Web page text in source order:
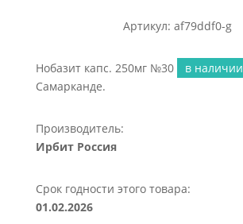
Артикул: af79ddf0-g
Нобазит капс. 250мг №30 в наличии
Самарканде.
Производитель:
Ирбит Россия
Срок годности этого товара:
01.02.2026